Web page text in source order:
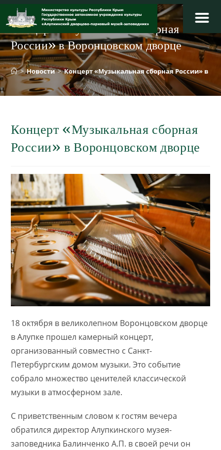
Перейти
содержимому
Концерт «Музыкальная сборная
России» в Воронцовском дворце
> Новости > Концерт «Музыкальная сборная России» в
Концерт «Музыкальная сборная
России» в Воронцовском дворце
18 октября в великолепном Воронцовском дворце
в Алупке прошел камерный концерт,
организованный совместно с Санкт-
Петербургским домом музыки. Это событие
собрало множество ценителей классической
музыки в атмосферном зале.
С приветственным словом к гостям вечера
обратился директор Алупкинского музея-
заповедника Балинченко А.П. в своей речи он